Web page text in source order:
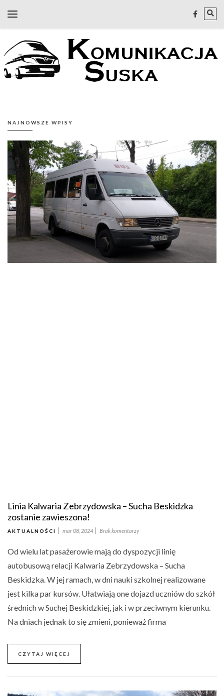
NAJNOWSZE WPISY
Linia Kalwaria Zebrzydowska – Sucha Beskidzka
zostanie zawieszona!
AKTUALNOŚCI mar 08, 2024 Brak komentarzy
Od wielu lat pasażerowie mają do dyspozycji linię
autobusową relacji Kalwaria Zebrzydowska – Sucha
Beskidzka. W jej ramach, w dni nauki szkolnej realizowane
jest kilka par kursów. Ułatwiają one dojazd uczniów do szkół
średnich w Suchej Beskidzkiej, jak i w przeciwnym kierunku.
Na dniach jednak to się zmieni, ponieważ firma
CZYTAJ WIĘCEJ